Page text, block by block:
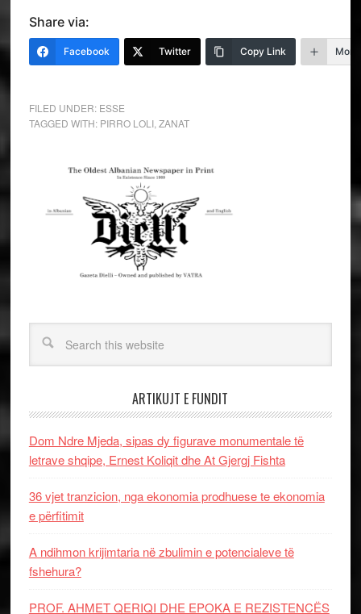
Share via:
Facebook Twitter Copy Link More
FILED UNDER: ESSE
TAGGED WITH: PIRRO LOLI, ZANAT
ARTIKUJT E FUNDIT
Dom Ndre Mjeda, sipas dy figurave monumentale të
letrave shqipe, Ernest Koliqit dhe At Gjergj Fishta
36 vjet tranzicion, nga ekonomia prodhuese te ekonomia
e përfitimit
A ndihmon krijimtaria në zbulimin e potencialeve të
fshehura?
PROF. AHMET QERIQI DHE EPOKA E REZISTENCЁS